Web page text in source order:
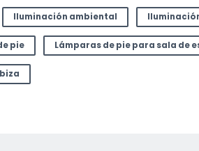
Iluminación ambiental
pie Lámparas de pie para sala de